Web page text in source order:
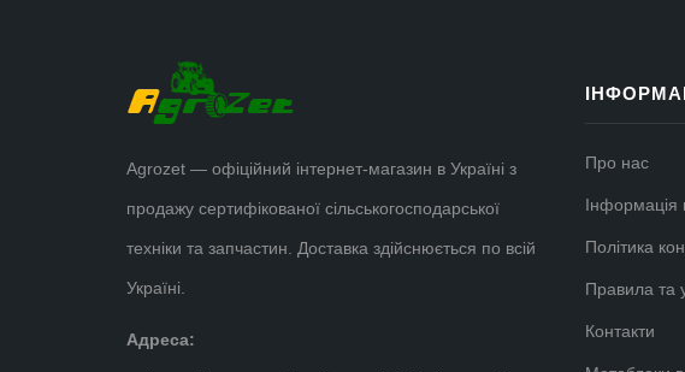
Agrozet — офіційний інтернет-магазин в Україні з
продажу сертифікованої сільськогосподарської
техніки та запчастин. Доставка здійснюється по всій
Україні.
Адреса:
Про нас
Інформація
Політика
Правила та
Контакти